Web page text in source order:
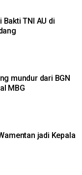
TNI AU di
mundur dari BGN
MBG
jadi Kepala